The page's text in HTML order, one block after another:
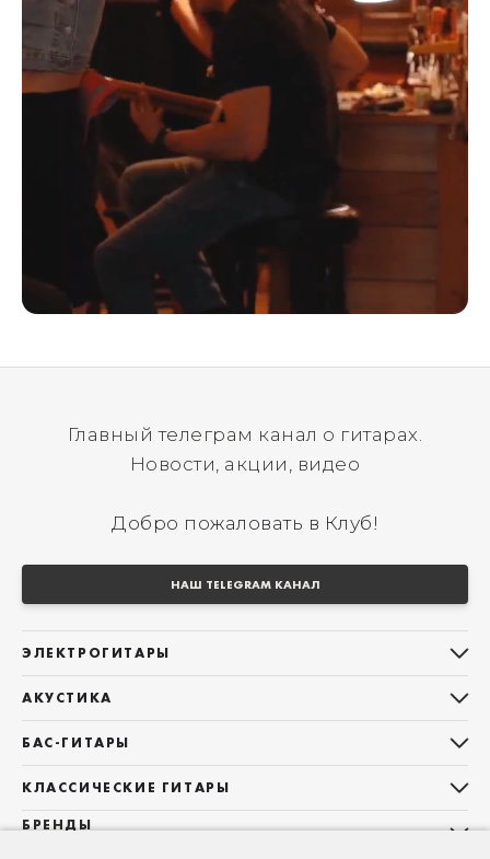
Главный телеграм канал о гитарах.
Новости, акции, видео
Добро пожаловать в Клуб!
НАШ TELEGRAM КАНАЛ
ЭЛЕКТРОГИТАРЫ
Telecaster
Les Paul
Superstrat
АКУСТИКА
Фолки (ОМ, 000, 00)
Гранд Аудиториум
БАС-ГИТАРЫ
Precision Bass
КЛАССИЧЕСКИЕ ГИТАРЫ
Все классические гитары
БРЕНДЫ